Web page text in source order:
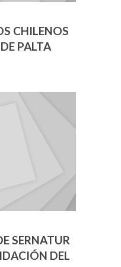
CHILENOS
PALTA
SERNATUR
DEL